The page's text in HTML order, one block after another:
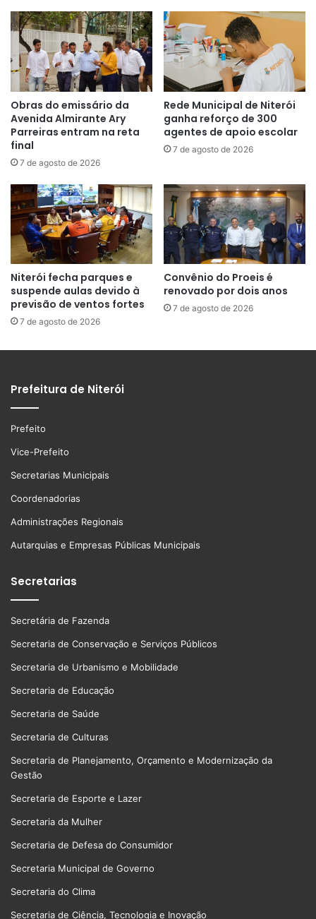
Obras do emissário da
Avenida Almirante Ary
Parreiras entram na reta
final
7 de agosto de 2026
Rede Municipal de Niterói
ganha reforço de 300
agentes de apoio escolar
7 de agosto de 2026
Niterói fecha parques e
suspende aulas devido à
previsão de ventos fortes
7 de agosto de 2026
Convênio do Proeis é
renovado por dois anos
7 de agosto de 2026
Prefeitura de Niterói
Prefeito
Vice-Prefeito
Secretarias Municipais
Coordenadorias
Administrações Regionais
Autarquias e Empresas Públicas Municipais
Secretarias
Secretária de Fazenda
Secretaria de Conservação e Serviços Públicos
Secretaria de Urbanismo e Mobilidade
Secretaria de Educação
Secretaria de Saúde
Secretaria de Culturas
Secretaria de Planejamento, Orçamento e Modernização da
Gestão
Secretaria de Esporte e Lazer
Secretaria da Mulher
Secretaria de Defesa do Consumidor
Secretaria Municipal de Governo
Secretaria do Clima
Secretaria de Ciência, Tecnologia e Inovação